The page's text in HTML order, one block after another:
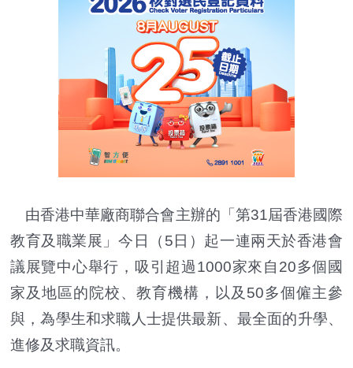
由香港中華廠商聯合會主辦的「第31屆香港國際
教育及職業展」今日（5日）起一連兩天於香港會
議展覽中心舉行，吸引超過1000家來自20多個國
家及地區的院校、教育機構，以及50多個僱主參
與，為學生和求職人士提供最新、最全面的升學、
進修及求職資訊。